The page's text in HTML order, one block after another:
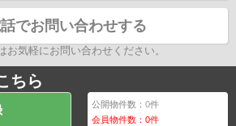
でお問い合わせする
お気軽にお問い合わせください。
ちら
公開物件数：0件
会員物件数：0件